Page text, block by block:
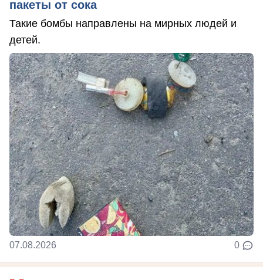
пакеты от сока
Такие бомбы направлены на мирных людей и
детей.
07.08.2026 0